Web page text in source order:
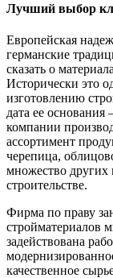
Лучший выбор
Европейская
германские
сказать о
Исторически это
изготовлению
дата ее основания
компании
ассортимент
черепица,
множество других
строительстве.
Фирма по праву
стройматериалов
задействована
качественное